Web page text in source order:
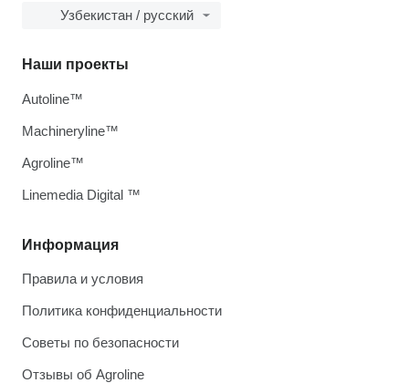
Узбекистан / русский
Информация
Правила и условия
Политика конфиденциальности
Советы по безопасности
Отзывы об Agroline
Наши проекты
Autoline™
Machineryline™
Agroline™
Linemedia Digital ™